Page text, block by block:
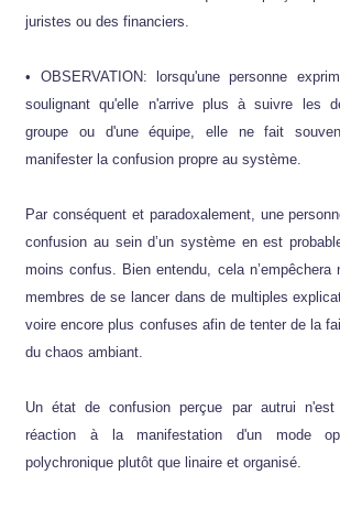
juristes ou des financiers.
• OBSERVATION: lorsqu'une personne
soulignant qu'elle n'arrive plus à suivre les
groupe ou d'une équipe, elle ne fait
manifester la confusion propre au système.
Par conséquent et paradoxalement, une
confusion au sein d’un système en est
moins confus. Bien entendu, cela n’empêchera
membres de se lancer dans de multiples
voire encore plus confuses afin de tenter de la
du chaos ambiant.
Un état de confusion perçue par autrui n'est
réaction à la manifestation d'un mode
polychronique plutôt que linaire et organisé.